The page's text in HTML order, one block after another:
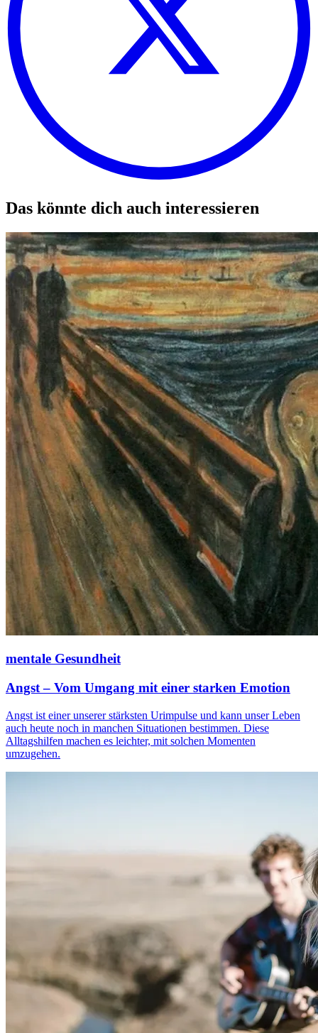
Das könnte dich auch interessieren
mentale Gesundheit
Angst – Vom Umgang mit einer starken Emotion
Angst ist einer unserer stärksten Urimpulse und kann unser Leben
auch heute noch in manchen Situationen bestimmen. Diese
Alltagshilfen machen es leichter, mit solchen Momenten
umzugehen.